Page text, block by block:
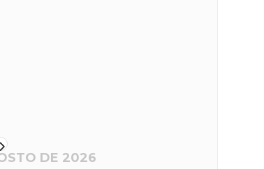
DE 2026